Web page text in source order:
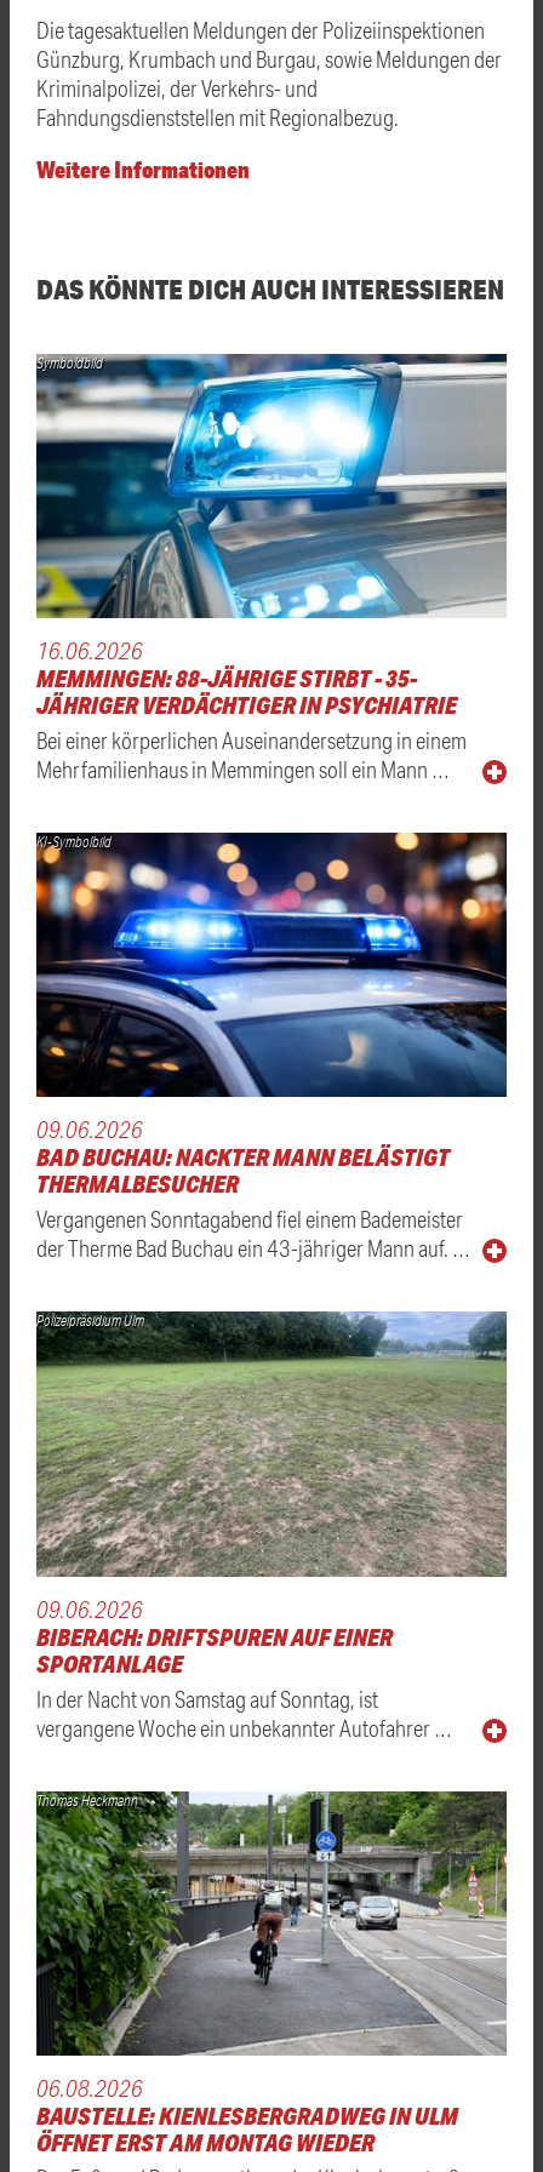
Die tagesaktuellen Meldungen der Polizeiinspektionen
Günzburg, Krumbach und Burgau, sowie Meldungen der
Kriminalpolizei, der Verkehrs- und
Fahndungsdienststellen mit Regionalbezug.
Weitere Informationen
DAS KÖNNTE DICH AUCH INTERESSIEREN
Symboldbild
16.06.2026
MEMMINGEN: 88-JÄHRIGE STIRBT - 35-
JÄHRIGER VERDÄCHTIGER IN PSYCHIATRIE
Bei einer körperlichen Auseinandersetzung in einem
Mehrfamilienhaus in Memmingen soll ein Mann …
KI-Symbolbild
09.06.2026
BAD BUCHAU: NACKTER MANN BELÄSTIGT
THERMALBESUCHER
Vergangenen Sonntagabend fiel einem Bademeister
der Therme Bad Buchau ein 43-jähriger Mann auf. …
Polizeipräsidium Ulm
09.06.2026
BIBERACH: DRIFTSPUREN AUF EINER
SPORTANLAGE
In der Nacht von Samstag auf Sonntag, ist
vergangene Woche ein unbekannter Autofahrer …
Thomas Heckmann
06.08.2026
BAUSTELLE: KIENLESBERGRADWEG IN ULM
ÖFFNET ERST AM MONTAG WIEDER